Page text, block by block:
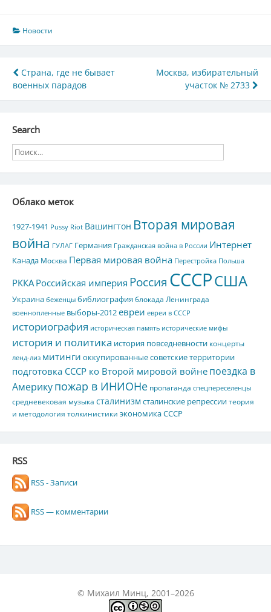
Новости
Навигация
по
Страна, где не бывает
военных парадов
Москва, избирательный
участок № 2733
Search
Облако меток
1927-1941 Pussy Riot Вашингтон Вторая мировая
война ГУЛАГ Германия Гражданская война в России Интернет
Канада Москва Первая мировая война Перестройка Польша
РККА Российская империя Россия СССРСША
Украина беженцы библиография блокада Ленинграда
военнопленные выборы-2012евреи евреи в СССР
историография историческая память исторические мифы
история и политика история повседневности концерты
ленд-лиз митинги оккупированные советские территории
подготовка СССР ко Второй мировой войнепоездка в
Америкупожар в ИНИОНе пропаганда спецпереселенцы
средневековая музыка сталинизмсталинские репрессиитеория
и методология толкинистики экономика СССР
RSS
RSS - Записи
RSS — комментарии
© Михаил Минц, 2001–2026